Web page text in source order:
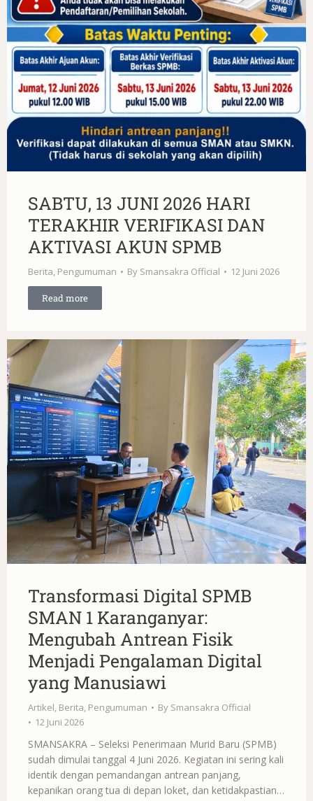
SABTU, 13 JUNI 2026 HARI
TERAKHIR VERIFIKASI DAN
AKTIVASI AKUN SPMB
Berita, Pengumuman By Smansakra Official 12 Juni 2026
Read more
Transformasi Digital SPMB
SMAN 1 Karanganyar:
Mengubah Antrean Fisik
Menjadi Pengalaman Digital
yang Manusiawi
Artikel, Berita, Pengumuman By Smansakra Official
12 Juni 2026
SMANSAKRA – Seleksi Penerimaan Murid Baru (SPMB)
sudah dimulai tanggal 4 Juni 2026. Kegiatan ini sering kali
identik dengan pemandangan antrean panjang,
kepanikan orang tua di depan loket, dan ketidakpastian…